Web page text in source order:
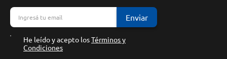
Enviar
He leído y acepto losTérminos y
Condiciones